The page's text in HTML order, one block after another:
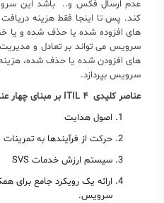
عدم ارسال فکس و.. باشد این
کند. پس تا اینجا فقط هزینه
های افزوده شده یا حذف شده و یا
سرویس می تواند بر تعادل و مدیریت
های افزودن شده یا حذف شده،
سرویس بپردازد.
عناصر کلیدی ITIL ۴ بر مبنای چهار
اصول هدایت
حرکت از فرآیندها به تمرینات
سیستم ارزش خدمات SVS
ارائه یک رویکرد جامع برای
سرویس.